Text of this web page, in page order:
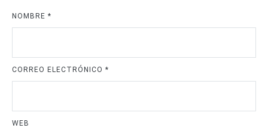
NOMBRE *
CORREO ELECTRÓNICO *
WEB